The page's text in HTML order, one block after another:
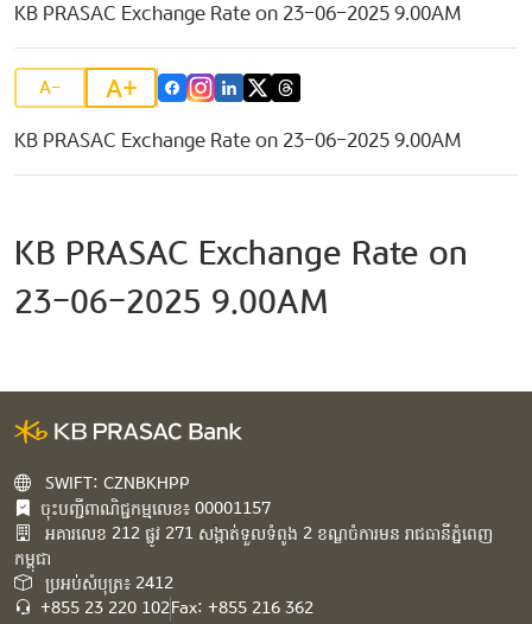
KB PRASAC Exchange Rate on 23-06-2025 9.00AM
A- A+
KB PRASAC Exchange Rate on 23-06-2025 9.00AM
KB PRASAC Exchange Rate on
23-06-2025 9.00AM
SWIFT: CZNBKHPP
ចុះបញ្ជីពាណិជ្ជកម្មលេខ៖ 00001157
អគារ​លេខ​ 212 ផ្លូវ 271 សង្កាត់ទួលទំពូង 2 ខណ្ឌចំការមន រាជធានីភ្នំពេញ
កម្ពុជា​
ប្រអប់សំបុត្រ៖ 2412
+855 23 220 102Fax: +855 216 362